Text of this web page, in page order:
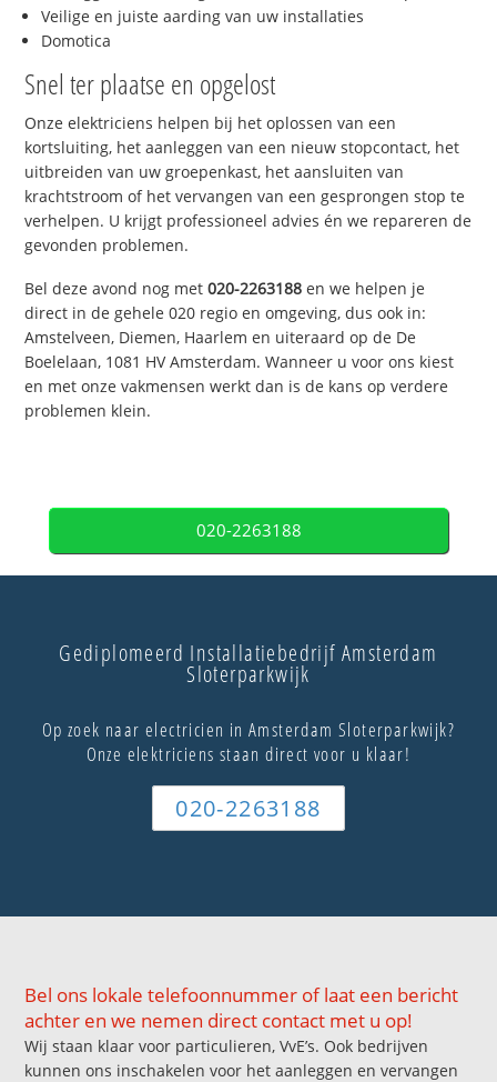
Veilige en juiste aarding van uw installaties
Domotica
Snel ter plaatse en opgelost
Onze elektriciens helpen bij het oplossen van een
kortsluiting, het aanleggen van een nieuw stopcontact, het
uitbreiden van uw groepenkast, het aansluiten van
krachtstroom of het vervangen van een gesprongen stop te
verhelpen. U krijgt professioneel advies én we repareren de
gevonden problemen.
Bel deze avond nog met020-2263188 en we helpen je
direct in de gehele 020 regio en omgeving, dus ook in:
Amstelveen, Diemen, Haarlem en uiteraard op de De
Boelelaan, 1081 HV Amsterdam. Wanneer u voor ons kiest
en met onze vakmensen werkt dan is de kans op verdere
problemen klein.
020-2263188
Gediplomeerd Installatiebedrijf Amsterdam
Sloterparkwijk
Op zoek naar electricien in Amsterdam Sloterparkwijk?
Onze elektriciens staan direct voor u klaar!
020-2263188
Bel ons lokale telefoonnummer of laat een bericht
achter en we nemen direct contact met u op!
Wij staan klaar voor particulieren, VvE’s. Ook bedrijven
kunnen ons inschakelen voor het aanleggen en vervangen